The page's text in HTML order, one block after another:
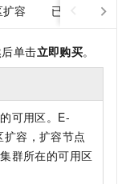
容 已有节点
单击立即购买。
可用区。E-
容，扩容节点
群所在的可用区